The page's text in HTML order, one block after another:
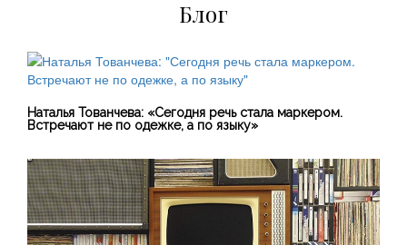
Блог
Наталья Тованчева: «Сегодня речь стала маркером.
Встречают не по одежке, а по языку»